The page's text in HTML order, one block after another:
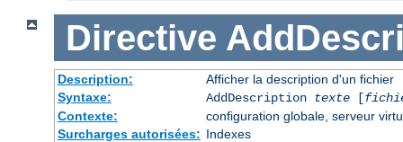
Directive
Description:
Afficher la description d'un fichier
Syntaxe:
AddDescription texte[
Contexte:
configuration globale, serveur
Surcharges autorisées: Indexes